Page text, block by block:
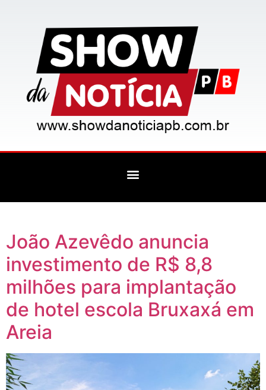
João Azevêdo anuncia
investimento de R$ 8,8
milhões para implantação
de hotel escola Bruxaxá em
Areia